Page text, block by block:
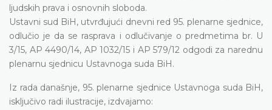
ljudskih prava i osnovnih sloboda.
Ustavni sud BiH, utvrđujući dnevni red 95. plenarne sjednice,
odlučio je da se rasprava i odlučivanje o predmetima br. U
3/15, AP 4490/14, AP 1032/15 i AP 579/12 odgodi za narednu
plenarnu sjednicu Ustavnoga suda BiH.
Iz rada današnje, 95. plenarne sjednice Ustavnoga suda BiH,
isključivo radi ilustracije, izdvajamo: